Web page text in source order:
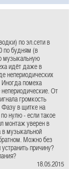
по эл.сети в
по будням (в
музыкальную
идёт даже в
непериодических
Иногда помеха
От
громкость
Фазу в щитке на
нулю - если такое
монтаж уверен в
в музыкальной
Можно без
причину?
18.05.2015